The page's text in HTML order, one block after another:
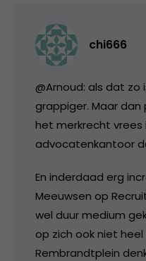
chi666
@Arnoud: als dat zo
grappiger. Maar dan
het merkrecht vrees
advocatenkantoor
En inderdaad erg
Meeuwsen op
wel duur medium
op zich ook niet
Rembrandtplein